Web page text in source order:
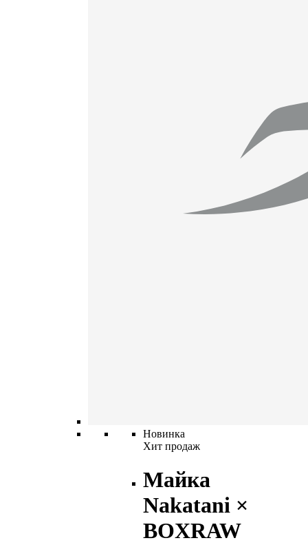
Новинка
Хит продаж
Майка
Nakatani ×
BOXRAW